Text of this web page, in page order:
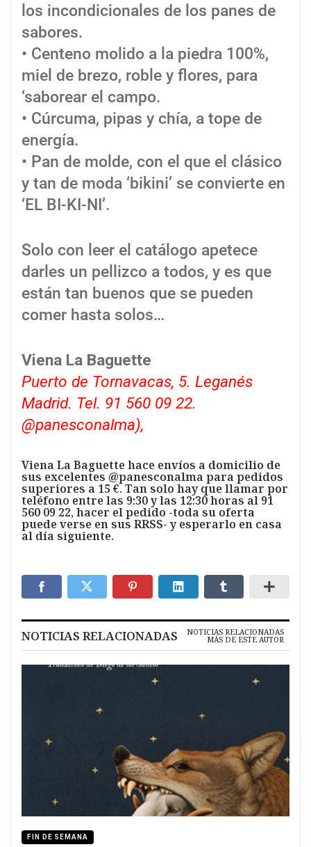
los incondicionales de los panes de
sabores.
• Centeno molido a la piedra 100%,
miel de brezo, roble y flores, para
‘saborear el campo.
• Cúrcuma, pipas y chía, a tope de
energía.
• Pan de molde, con el que el clásico
y tan de moda ‘bikini’ se convierte en
‘EL BI-KI-NI’.
Solo con leer el catálogo apetece
darles un pellizco a todos, y es que
están tan buenos que se pueden
comer hasta solos…
Viena La Baguette
Puerto de Tornavacas, 5. Leganés
Madrid. Tel. 91 560 09 22.
@panesconalma),
Viena La Baguette hace envíos a domicilio de
sus excelentes @panesconalma para pedidos
superiores a 15 €. Tan solo hay que llamar por
teléfono entre las 9:30 y las 12:30 horas al 91
560 09 22, hacer el pedido -toda su oferta
puede verse en sus RRSS- y esperarlo en casa
al día siguiente.
NOTICIAS RELACIONADAS NOTICIAS RELACIONADAS
MÁS DE ESTE AUTOR
FIN DE SEMANA